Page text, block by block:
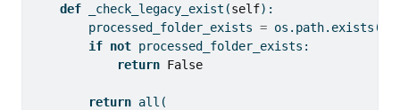
def _check_legacy_exist(self):
        processed_folder_exists
= os.path.exists(
if not processed_folder_exists:
return False
return all (